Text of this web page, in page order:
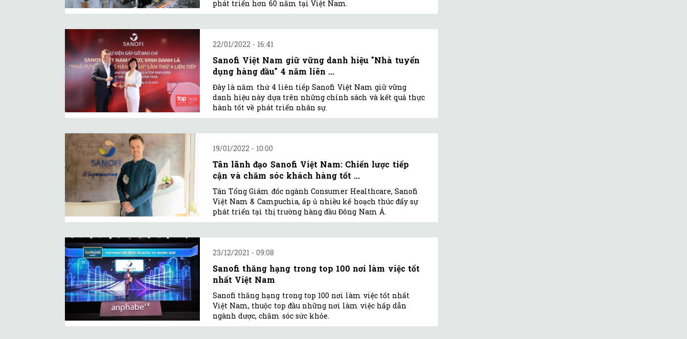
phát triển hơn 60 năm tại Việt Nam.
22/01/2022 - 16:41
Sanofi Việt Nam giữ vững danh hiệu "Nhà tuyển
dụng hàng đầu" 4 năm liên ...
Đây là năm thứ 4 liên tiếp Sanofi Việt Nam giữ vững
danh hiệu này dựa trên những chính sách và kết quả thực
hành tốt về phát triển nhân sự.
19/01/2022 - 10:00
Tân lãnh đạo Sanofi Việt Nam: Chiến lược tiếp
cận và chăm sóc khách hàng tốt ...
Tân Tổng Giám đốc ngành Consumer Healthcare, Sanofi
Việt Nam & Campuchia, ấp ủ nhiều kế hoạch thúc đẩy sự
phát triển tại thị trường hàng đầu Đông Nam Á.
23/12/2021 - 09:08
Sanofi thăng hạng trong top 100 nơi làm việc tốt
nhất Việt Nam
Sanofi thăng hạng trong top 100 nơi làm việc tốt nhất
Việt Nam, thuộc top đầu những nơi làm việc hấp dẫn
ngành dược, chăm sóc sức khỏe.